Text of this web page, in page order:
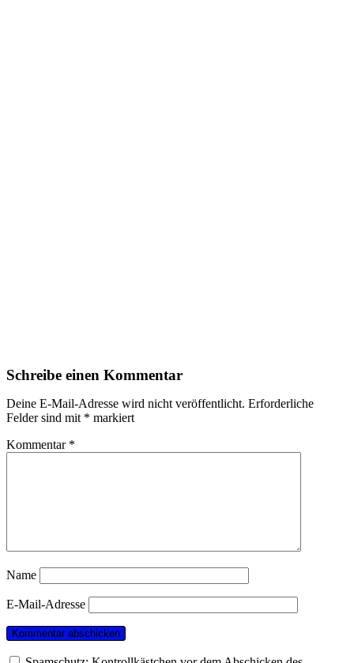
Schreibe einen Kommentar
Deine E-Mail-Adresse wird nicht veröffentlicht. Erforderliche
Felder sind mit * markiert
Kommentar *
Name
E-Mail-Adresse